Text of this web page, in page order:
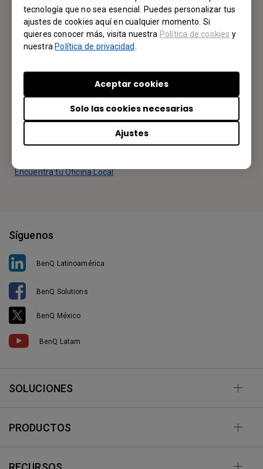
tecnología que no sea esencial. Puedes personalizar tus
ajustes de cookies aquí en cualquier momento. Si
quieres conocer más, visita nuestra Política de cookies y
nuestraPolítica de privacidad
Ajustes
Solo las cookies necesarias
Aceptar cookies
Envíenos un Email
Calle Vía Magna #25, Piso 7 Colonia Bosques de la Herradura
Huixquilucan Edo. de México C.P. 52783
Tel: +52 55 1101-3070
Encuentra tu Oficina Local
Síguenos
BenQ Latinoamérica
BenQ Solutions
BenQ México
BenQ Latam
SOLUCIONES
PRODUCTOS